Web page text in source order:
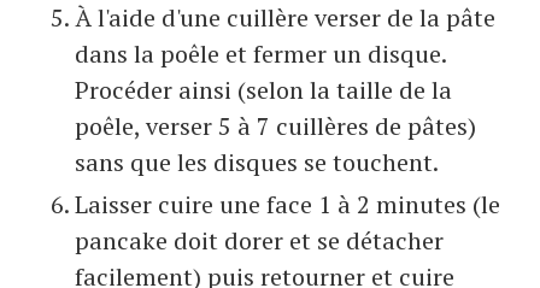
À l'aide d'une cuillère verser de la pâte
dans la poêle et fermer un disque.
Procéder ainsi (selon la taille de la
poêle, verser 5 à 7 cuillères de pâtes)
sans que les disques se touchent.
Laisser cuire une face 1 à 2 minutes (le
pancake doit dorer et se détacher
facilement) puis retourner et cuire